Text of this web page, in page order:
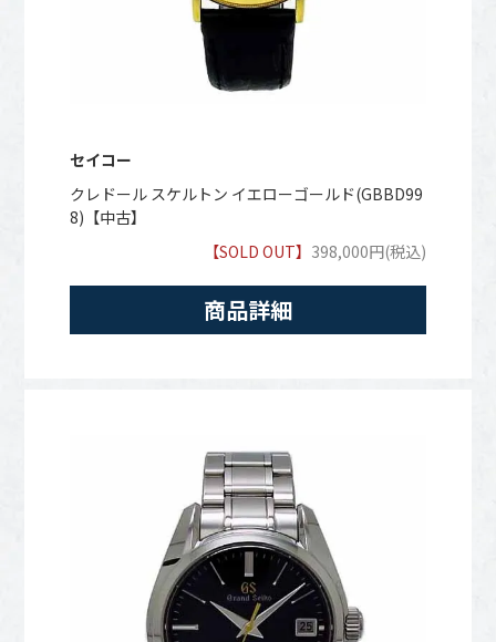
セイコー
クレドール スケルトン イエローゴールド(GBBD99
8)【中古】
【SOLD OUT】 398,000円(税込)
商品詳細